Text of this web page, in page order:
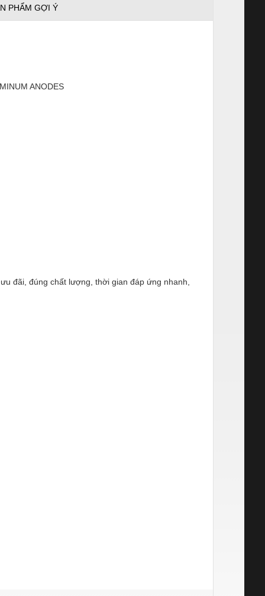
PHẨM GỢI Ý
đãi, đúng chất lượng, thời gian đáp ứng nhanh,